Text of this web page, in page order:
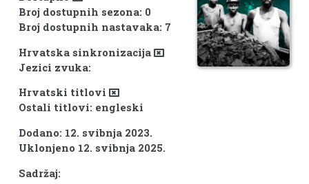
Broj dostupnih sezona: 0
Broj dostupnih nastavaka: 7
Hrvatska sinkronizacija
Jezici zvuka:
Hrvatski titlovi
Ostali titlovi: engleski
Dodano: 12. svibnja 2023.
Uklonjeno 12. svibnja 2025.
Sadržaj: